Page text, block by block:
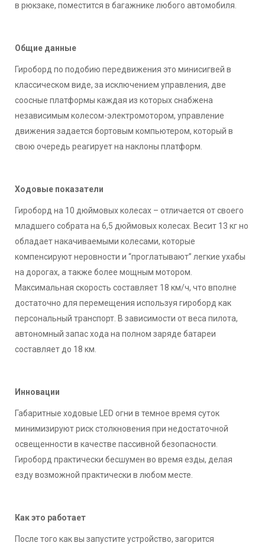
в рюкзаке, поместится в багажнике любого автомобиля.
Общие данные
Гироборд по подобию передвижения это минисигвей в
классическом виде, за исключением управления, две
соосные платформы каждая из которых снабжена
независимым колесом-электромотором, управление
движения задается бортовым компьютером, который в
свою очередь реагирует на наклоны платформ.
Ходовые показатели
Гироборд на 10 дюймовых колесах – отличается от своего
младшего собрата на 6,5 дюймовых колесах. Весит 13 кг но
обладает накачиваемыми колесами, которые
компенсируют неровности и “проглатывают” легкие ухабы
на дорогах, а также более мощным мотором.
Максимальная скорость составляет 18 км/ч, что вполне
достаточно для перемещения используя гироборд как
персональный транспорт. В зависимости от веса пилота,
автономный запас хода на полном заряде батареи
составляет до 18 км.
Инновации
Габаритные ходовые LED огни в темное время суток
минимизируют риск столкновения при недостаточной
освещенности в качестве пассивной безопасности.
Гироборд практически бесшумен во время езды, делая
езду возможной практически в любом месте.
Как это работает
После того как вы запустите устройство, загорится